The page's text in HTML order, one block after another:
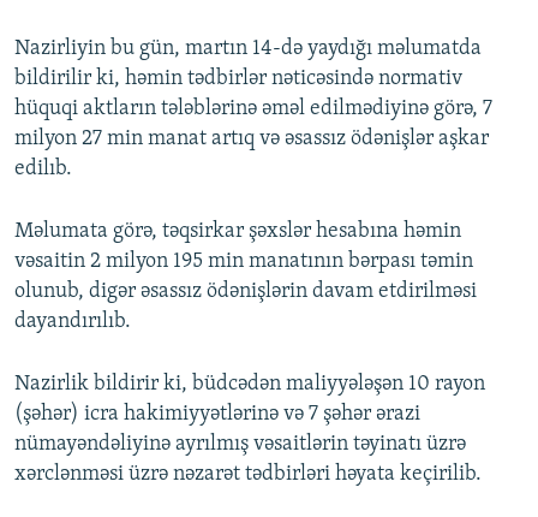
Nazirliyin bu gün, martın 14-də yaydığı məlumatda
bildirilir ki, həmin tədbirlər nəticəsində normativ
hüquqi aktların tələblərinə əməl edilmədiyinə görə, 7
milyon 27 min manat artıq və əsassız ödənişlər aşkar
edilıb.
Məlumata görə, təqsirkar şəxslər hesabına həmin
vəsaitin 2 milyon 195 min manatının bərpası təmin
olunub, digər əsassız ödənişlərin davam etdirilməsi
dayandırılıb.
Nazirlik bildirir ki, büdcədən maliyyələşən 10 rayon
(şəhər) icra hakimiyyətlərinə və 7 şəhər ərazi
nümayəndəliyinə ayrılmış vəsaitlərin təyinatı üzrə
xərclənməsi üzrə nəzarət tədbirləri həyata keçirilib.